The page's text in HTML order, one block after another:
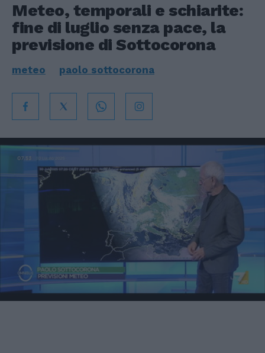
Meteo, temporali e schiarite:
fine di luglio senza pace, la
previsione di Sottocorona
meteo paolo sottocorona